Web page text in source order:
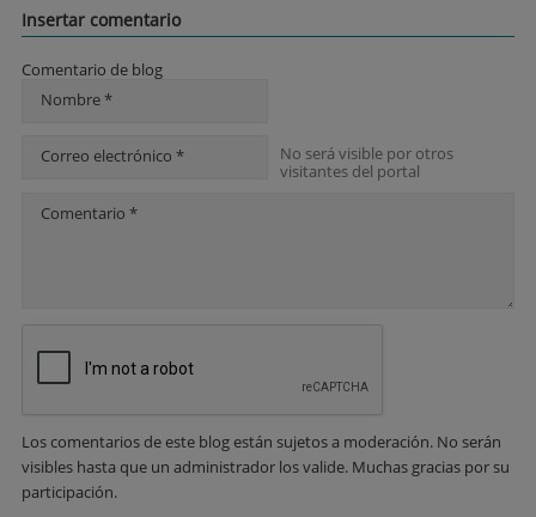
Insertar comentario
Comentario de blog
Nombre *
Correo electrónico *
No será visible por otros
visitantes del portal
Comentario *
Los comentarios de este blog están sujetos a moderación. No serán
visibles hasta que un administrador los valide. Muchas gracias por su
participación.